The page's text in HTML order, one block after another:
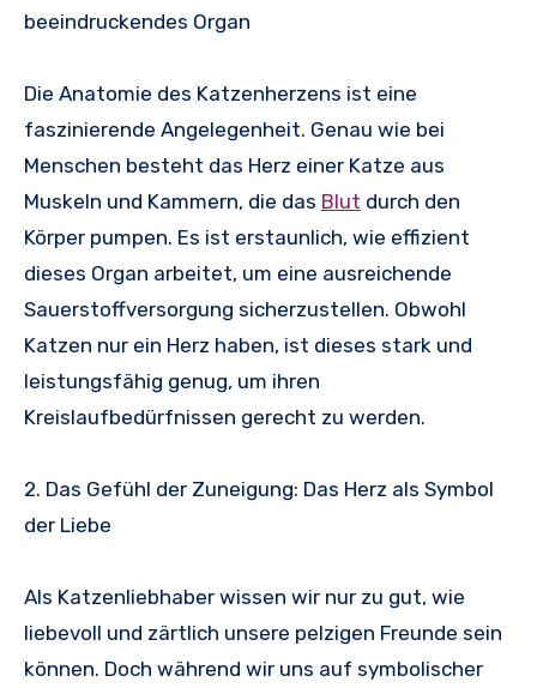
beeindruckendes Organ
Die Anatomie des Katzenherzens ist eine
faszinierende Angelegenheit. Genau wie bei
Menschen besteht das Herz einer Katze aus
Muskeln und Kammern, die das Blut durch den
Körper pumpen. Es ist erstaunlich, wie effizient
dieses Organ arbeitet, um eine ausreichende
Sauerstoffversorgung sicherzustellen. Obwohl
Katzen nur ein Herz haben, ist dieses stark und
leistungsfähig genug, um ihren
Kreislaufbedürfnissen gerecht zu werden.
2. Das Gefühl der Zuneigung: Das Herz als Symbol
der Liebe
Als Katzenliebhaber wissen wir nur zu gut, wie
liebevoll und zärtlich unsere pelzigen Freunde sein
können. Doch während wir uns auf symbolischer